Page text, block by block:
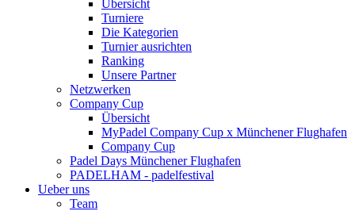
Übersicht
Turniere
Die Kategorien
Turnier ausrichten
Ranking
Unsere Partner
Netzwerken
Company Cup
Übersicht
MyPadel Company Cup x Münchener Flughafen
Company Cup
Padel Days Münchener Flughafen
PADELHAM - padelfestival
Ueber uns
Team